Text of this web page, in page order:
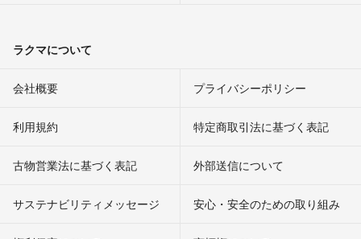
ラクマについて
会社概要 プライバシーポリシー
利用規約 特定商取引法に基づく表記
古物営業法に基づく表記 外部送信について
サステナビリティメッセージ 安心・安全のための取り組み